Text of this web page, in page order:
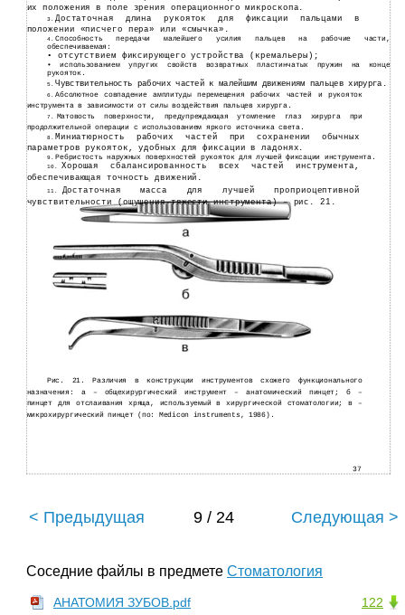
их положения в поле зрения операционного микроскопа.
3. Достаточная длина рукояток для фиксации пальцами в
положении «писчего пера» или «смычка».
4. Способность передачи малейшего усилия пальцев на рабочие части,
обеспечиваемая:
• отсутствием фиксирующего устройства (кремальеры);
• использованием упругих свойств возвратных пластинчатых пружин на конце
рукояток.
5. Чувствительность рабочих частей к малейшим движениям пальцев хирурга.
6. Абсолютное совпадение амплитуды перемещения рабочих частей и рукояток
инструмента в зависимости от силы воздействия пальцев хирурга.
7.
Матовость поверхности, предупреждающая утомление глаз хирурга при
продолжительной операции с использованием яркого источника света.
8. Миниатюрность рабочих частей при сохранении обычных
параметров рукояток, удобных для фиксации в ладонях.
9. Ребристость наружных поверхностей рукояток для лучшей фиксации инструмента.
10. Хорошая сбалансированность всех частей инструмента,
обеспечивающая точность движений.
11. Достаточная масса для лучшей проприоцептивной
чувствительности (ощущения тяжести инструмента) – рис. 21.
Рис. 21. Различия в конструкции инструментов схожего функционального
назначения: а – общехирургический инструмент – анатомический пинцет; б –
пинцет для отслаивания хряща, используемый в хирургической стоматологии; в –
микрохирургический пинцет (по: Medicon instruments, 1986).
37
< Предыдущая 9 / 24 Следующая >
Соседние файлы в предмете Стоматология
122
АНАТОМИЯ ЗУБОВ.pdf